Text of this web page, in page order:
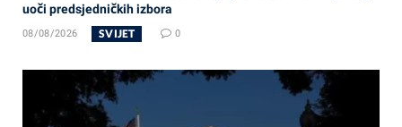
uoči predsjedničkih izbora
08/08/2026 SVIJET 0